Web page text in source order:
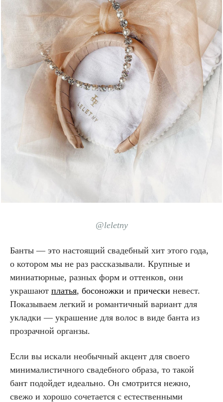
@leletny
Банты — это настоящий свадебный хит этого года,
о котором мы не раз рассказывали. Крупные и
миниатюрные, разных форм и оттенков, они
украшают платья, босоножки и прически невест.
Показываем легкий и романтичный вариант для
укладки — украшение для волос в виде банта из
прозрачной органзы.
Если вы искали необычный акцент для своего
минималистичного свадебного образа, то такой
бант подойдет идеально. Он смотрится нежно,
свежо и хорошо сочетается с естественными